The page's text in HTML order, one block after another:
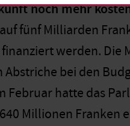
noch mehr
fünf Milliarden
werden. Die
bei den
Februar hatte das
Millionen Franken